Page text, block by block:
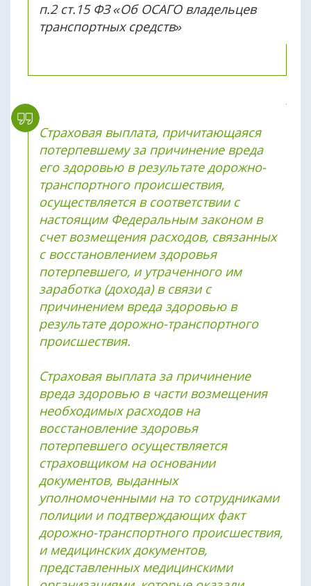
п.2 ст.15 ФЗ «Об ОСАГО владельцев
транспортных средств»
Страховая выплата, причитающаяся
потерпевшему за причинение вреда
его здоровью в результате дорожно-
транспортного происшествия,
осуществляется в соответствии с
настоящим Федеральным законом в
счет возмещения расходов, связанных
с восстановлением здоровья
потерпевшего, и утраченного им
заработка (дохода) в связи с
причинением вреда здоровью в
результате дорожно-транспортного
происшествия.
Страховая выплата за причинение
вреда здоровью в части возмещения
необходимых расходов на
восстановление здоровья
потерпевшего осуществляется
страховщиком на основании
документов, выданных
уполномоченными на то сотрудниками
полиции и подтверждающих факт
дорожно-транспортного происшествия,
и медицинских документов,
представленных медицинскими